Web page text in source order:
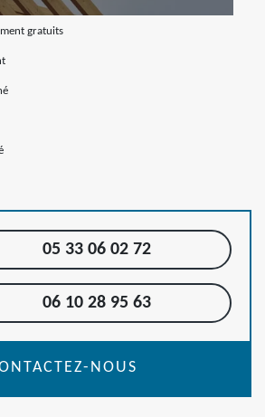
gratuits
05 33 06 02 72
06 10 28 95 63
NOUS